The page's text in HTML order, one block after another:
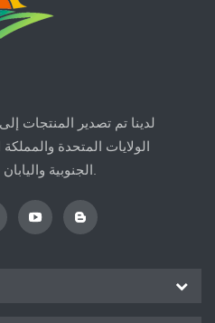
الولايات المتحدة والمملكة
الجنوبية واليابان وأرمينيا وتشيلي ، إلخ.